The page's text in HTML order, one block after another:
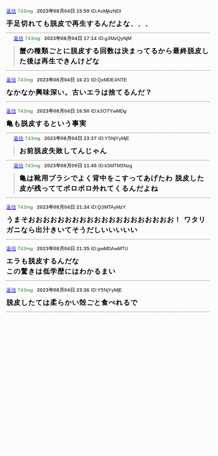
返信 743mg 2023年08月04日 15:59 ID:AxMjkzNDI
手足切れても脱皮で再生するんだよな、、、
返信 743mg 2023年08月04日 17:14 ID:g3MzQyNjM
蟹の種類ごとに脱皮する回数は決まってるから最終脱皮し
た後は再生できんけどな
返信 743mg 2023年08月04日 16:21 ID:QxMDE4NTE
なかなか興味深い。古いエラは捨てるんだ？
返信 743mg 2023年08月04日 16:50 ID:k3OTYwMDg
亀も脱皮するという事実
返信 743mg 2023年08月04日 23:37 ID:Y5NjYyMjE
お前脱皮失敗してんじゃん
返信 743mg 2023年08月09日 11:45 ID:k3MTM3Nzg
亀は靴用ブラシでよく背中をこすってあげたわ 脱皮した
皮が残っててポロポロ外れてくるんだよね
返信 743mg 2023年08月04日 21:34 ID:Q3MTAyMzY
うまそおおおおおおおおおおおおおおおおおおおお！
ワタリ
ガニなら出汁きいてそうだしいいいいい
返信 743mg 2023年08月04日 21:35 ID:gwMDAwMTU
エラも脱皮するんだな
この驚きは低学歴にはわかるまい
返信 743mg 2023年08月04日 23:36 ID:Y5NjYyMjE
脱皮したては柔らかい殻ごと食べれるで